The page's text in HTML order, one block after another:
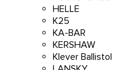
HELLE
K25
KA-BAR
KERSHAW
Klever Ballistol